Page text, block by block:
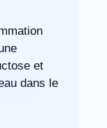
et
dans le